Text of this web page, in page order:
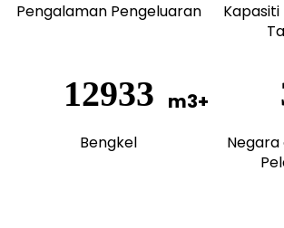
Pengalaman Pengeluaran
20000
Bengkel
Negara